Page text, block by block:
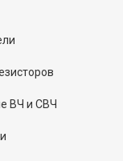
ВЧ и СВЧ